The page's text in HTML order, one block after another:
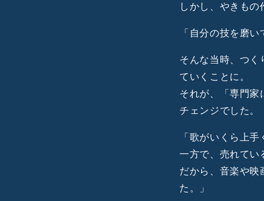
しかし、やきもの
「自分の技を磨
そんな当時、つく
ていくことに。
それが、「専門家
チェンジでした。
「歌がいくら上
一方で、売れてい
だから、音楽や映
た。」